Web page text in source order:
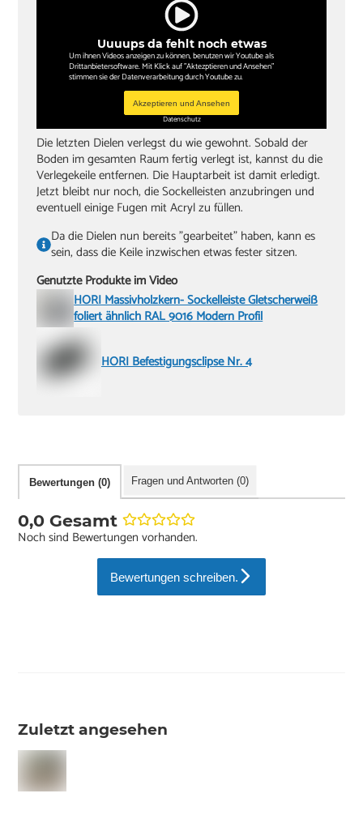
Uuuups da fehlt noch etwas
Um ihnen Videos anzeigen zu können, benutzen wir Youtube als
Drittanbietersoftware. Mit Klick auf "Aktezptieren und Ansehen"
stimmen sie der Datenverarbeitung durch Youtube zu.
Akzeptieren und Ansehen
Datenschutz
Die letzten Dielen verlegst du wie gewohnt. Sobald der
Boden im gesamten Raum fertig verlegt ist, kannst du die
Verlegekeile entfernen. Die Hauptarbeit ist damit erledigt.
Jetzt bleibt nur noch, die Sockelleisten anzubringen und
eventuell einige Fugen mit Acryl zu füllen.
Da die Dielen nun bereits "gearbeitet" haben, kann es
sein, dass die Keile inzwischen etwas fester sitzen.
Genutzte Produkte im Video
HORI Massivholzkern- Sockelleiste Gletscherweiß
foliert ähnlich RAL 9016 Modern Profil
HORI Befestigungsclipse Nr. 4
Bewertungen (0) Fragen und Antworten (0)
0,0 Gesamt
Noch sind Bewertungen vorhanden.
Bewertungen schreiben.
Zuletzt angesehen